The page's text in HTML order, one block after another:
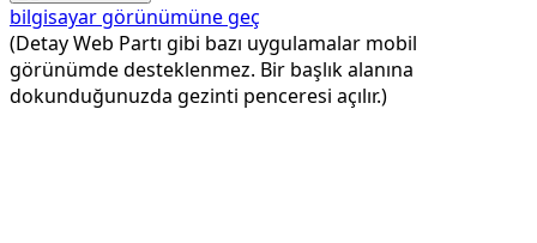
bilgisayar görünümüne geç
(Detay Web Partı gibi bazı uygulamalar mobil
görünümde desteklenmez. Bir başlık alanına
dokunduğunuzda gezinti penceresi açılır.)